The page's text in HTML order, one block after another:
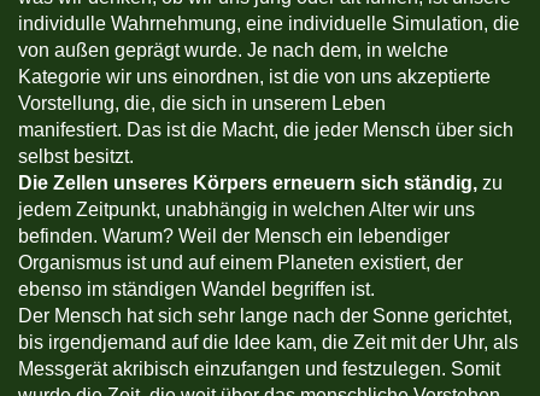
individulle Wahrnehmung, eine individuelle Simulation, die
von außen geprägt wurde. Je nach dem, in welche
Kategorie wir uns einordnen, ist die von uns akzeptierte
Vorstellung, die, die sich in unserem Leben
manifestiert. Das ist die Macht, die jeder Mensch über sich
selbst besitzt.
Die Zellen unseres Körpers erneuern sich ständig, zu
jedem Zeitpunkt, unabhängig in welchen Alter wir uns
befinden. Warum? Weil der Mensch ein lebendiger
Organismus ist und auf einem Planeten existiert, der
ebenso im ständigen Wandel begriffen ist.
Der Mensch hat sich sehr lange nach der Sonne gerichtet,
bis irgendjemand auf die Idee kam, die Zeit mit der Uhr, als
Messgerät akribisch einzufangen und festzulegen. Somit